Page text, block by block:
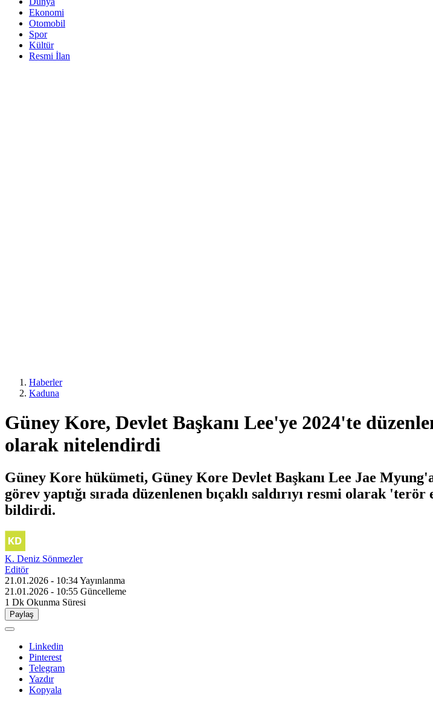
Ekonomi
Otomobil
Spor
Kültür
Resmi İlan
Haberler
Kaduna
Güney Kore, Devlet Başkanı Lee'ye 2024'te
olarak nitelendirdi
Güney Kore hükümeti, Güney Kore Devlet Başkanı Lee Jae
görev yaptığı sırada düzenlenen bıçaklı saldırıyı resmi olarak
bildirdi.
K. Deniz Sönmezler
Editör
21.01.2026 - 10:34Yayınlanma
21.01.2026 - 10:55 Güncelleme
1 Dk Okunma Süresi
Paylaş
Linkedin
Pinterest
Telegram
Yazdır
Kopyala